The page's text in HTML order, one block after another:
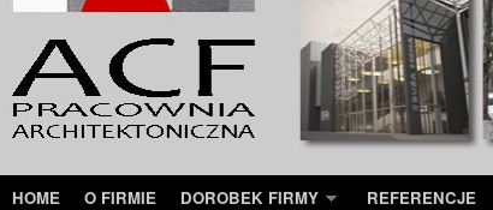
HOME O FIRMIE DOROBEK FIRMY REFERENCJE